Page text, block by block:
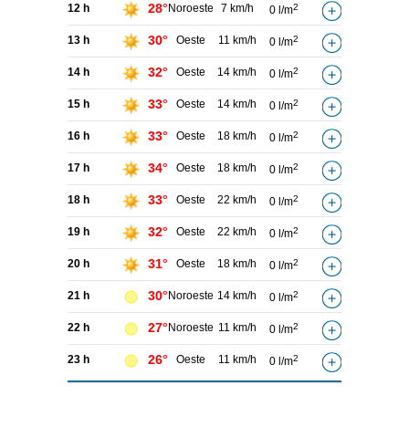
12 h 28° Noroeste 7 km/h 0 l/m2
13 h 30° Oeste 11 km/h 0 l/m2
14 h 32° Oeste 14 km/h 0 l/m2
15 h 33° Oeste 14 km/h 0 l/m2
16 h 33° Oeste 18 km/h 0 l/m2
17 h 34° Oeste 18 km/h 0 l/m2
18 h 33° Oeste 22 km/h 0 l/m2
19 h 32° Oeste 22 km/h 0 l/m2
20 h 31° Oeste 18 km/h 0 l/m2
21 h 30° Noroeste 14 km/h 0 l/m2
22 h 27° Noroeste 11 km/h 0 l/m2
23 h 26° Oeste 11 km/h 0 l/m2